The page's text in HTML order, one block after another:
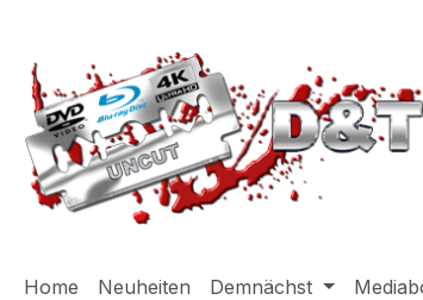
Home Neuheiten Demnächst